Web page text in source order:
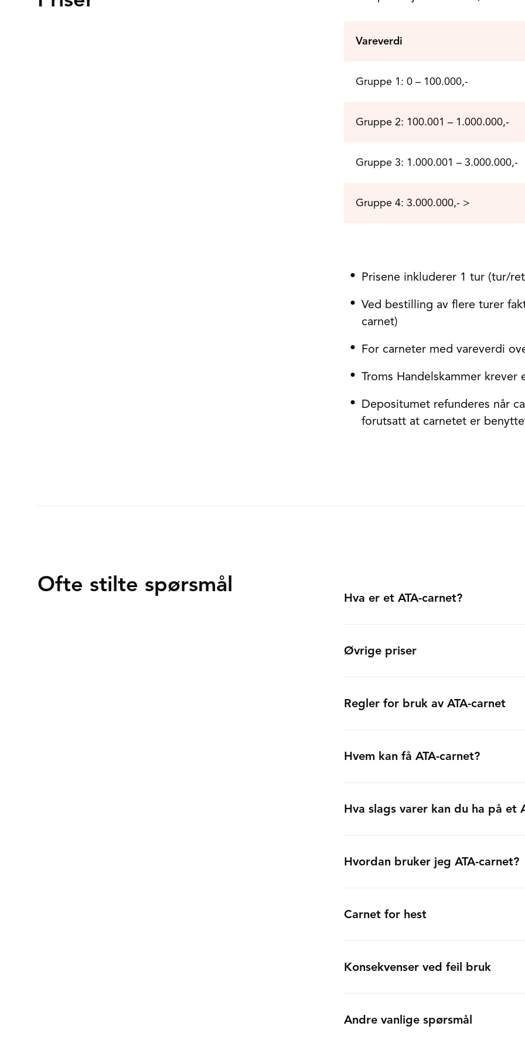
Vareverdi
Gruppe 1: 0 – 100.000,-
Gruppe 2: 100.001 – 1.000.000,-
Gruppe 3: 1.000.001 – 3.000.000,-
Gruppe 4: 3.000.000,- >
Prisene inkluderer 1 tur (tur/
Ved bestilling av flere turer
carnet)
For carneter med vareverdi
Troms Handelskammer
Depositumet refunderes når
forutsatt at carnetet er
Ofte stilte spørsmål
Hva er et ATA-carnet?
Øvrige priser
Regler for bruk av ATA-carnet
Hvem kan få ATA-carnet?
Hva slags varer kan du ha på et
Hvordan bruker jeg ATA-carnet?
Carnet for hest
Konsekvenser ved feil bruk
Andre vanlige spørsmål